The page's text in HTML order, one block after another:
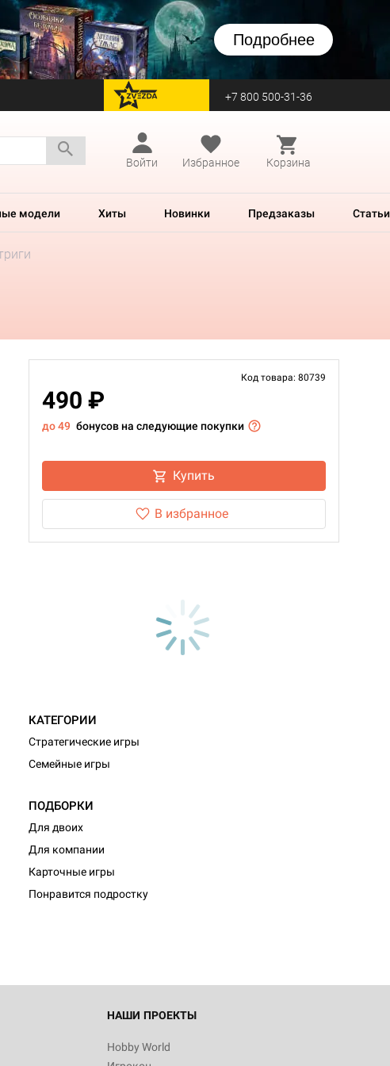
Подробнее
перейти на Zvezda +7 800 500-31-36
Войти
Избранное Корзина
модели Хиты Новинки Предзаказы Статьи
Код товара: 80739
490 ₽
до 49 бонусов на следующие покупки
Купить
В избранное
КАТЕГОРИИ
Стратегические игры
Семейные игры
ПОДБОРКИ
Для двоих
Для компании
Карточные игры
Понравится подростку
НАШИ ПРОЕКТЫ
Hobby World